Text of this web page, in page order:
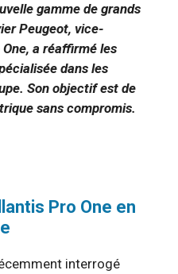
gamme de grands
Peugeot, vice-
a réaffirmé les
dans les
Son objectif est de
sans compromis.
Pro One en
interrogé